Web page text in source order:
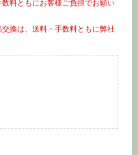
料ともにお客様ご負担でお願い
換は、送料・手数料ともに弊社